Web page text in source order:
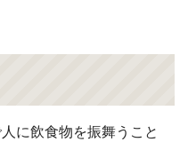
に飲食物を振舞うこと